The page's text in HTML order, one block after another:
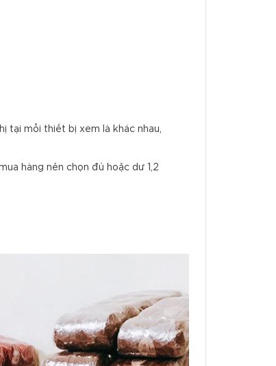
tại mỗi thiết bị xem là khác nhau,
hàng nên chọn đủ hoặc dư 1,2